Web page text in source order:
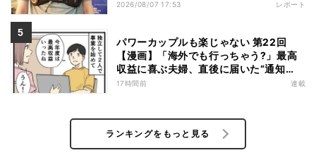
商品を徹底検証
2026/08/07 17:53 レポート
パワーカップルも楽じゃない 第22回
【漫画】「海外でも行っちゃう?」最高
収益に喜ぶ夫婦、直後に届いた“通知
書”で現実に戻された
17時間前 連載
ランキングをもっと見る